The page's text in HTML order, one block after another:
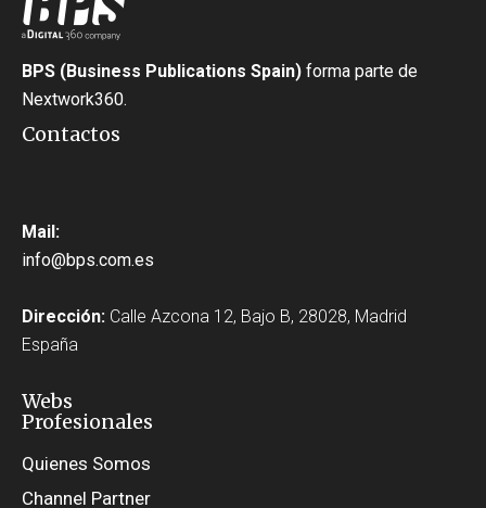
BPS (Business Publications Spain) forma parte de
Nextwork360.
Contactos
Mail:
info@bps.com.es
Dirección: Calle Azcona 12, Bajo B, 28028, Madrid
España
Webs
Profesionales
Quienes Somos
Channel Partner